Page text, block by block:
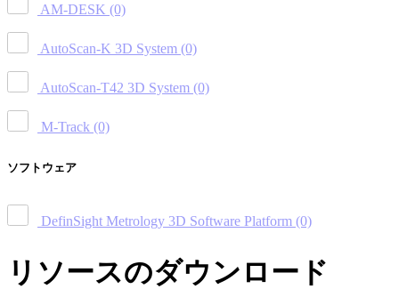
AM-DESK (0)
AutoScan-K 3D System (0)
AutoScan-T42 3D System (0)
M-Track (0)
ソフトウェア
DefinSight Metrology 3D Software Platform (0)
リソースのダウンロード